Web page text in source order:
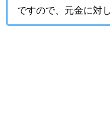
ですので、元金に対